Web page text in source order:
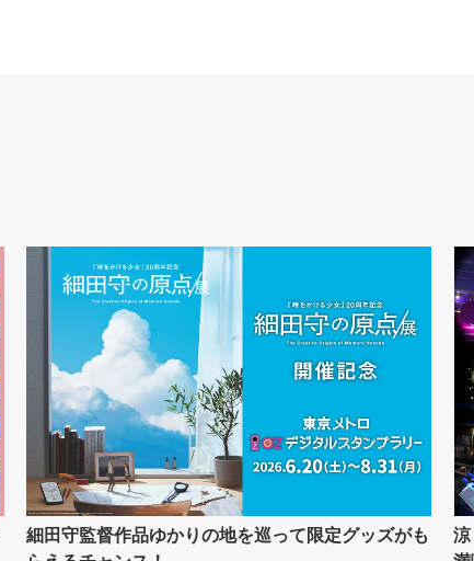
細田守監督作品ゆかりの地を巡って限定グッズがも